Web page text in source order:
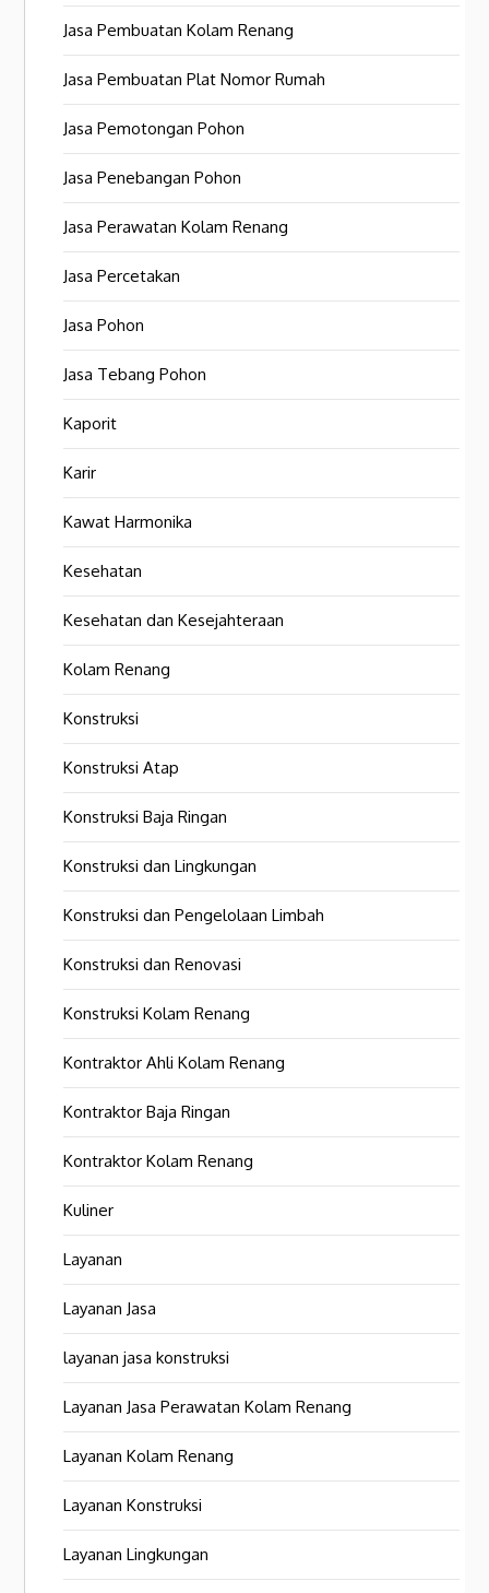
Jasa Pembuatan Kolam Renang
Jasa Pembuatan Plat Nomor Rumah
Jasa Pemotongan Pohon
Jasa Penebangan Pohon
Jasa Perawatan Kolam Renang
Jasa Percetakan
Jasa Pohon
Jasa Tebang Pohon
Kaporit
Karir
Kawat Harmonika
Kesehatan
Kesehatan dan Kesejahteraan
Kolam Renang
Konstruksi
Konstruksi Atap
Konstruksi Baja Ringan
Konstruksi dan Lingkungan
Konstruksi dan Pengelolaan Limbah
Konstruksi dan Renovasi
Konstruksi Kolam Renang
Kontraktor Ahli Kolam Renang
Kontraktor Baja Ringan
Kontraktor Kolam Renang
Kuliner
Layanan
Layanan Jasa
layanan jasa konstruksi
Layanan Jasa Perawatan Kolam Renang
Layanan Kolam Renang
Layanan Konstruksi
Layanan Lingkungan